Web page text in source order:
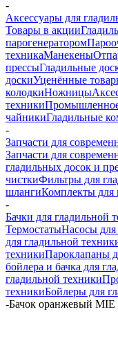
-
Аксессуары для
Товары в акции
парогенератором
техникаМанекены
прессыГладильные
доскиУценённые
колодкиНожницы
техники
чайникиГладильные
-
Запчасти для
Запчасти для
гладильных досок и
чисткиФильтры для
шлангиКомплекты для
-
Бачки для гладильной
ТермостатыНасосы для
для гладильной
техникиПароклапаны
бойлера и бачка для
гладильной техники
техникиБойлеры для
-Бачок оранжевый MIE